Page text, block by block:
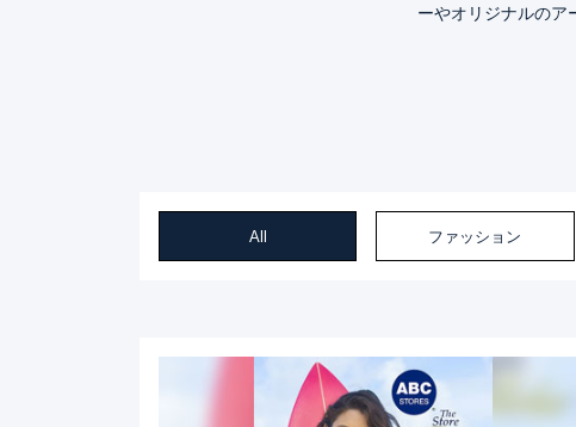
ーやオリジナルのア
All ファッション